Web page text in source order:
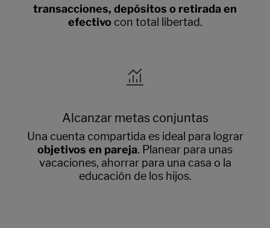
transacciones, depósitos o retirada en
efectivo con total libertad.
Alcanzar metas conjuntas
Una cuenta compartida es ideal para lograr
objetivos en pareja. Planear para unas
vacaciones, ahorrar para una casa o la
educación de los hijos.